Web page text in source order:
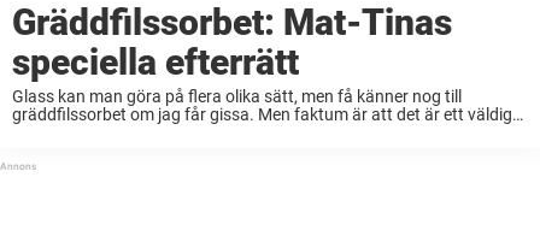
Gräddfilssorbet: Mat-Tinas
speciella efterrätt
Glass kan man göra på flera olika sätt, men få känner nog till
gräddfilssorbet om jag får gissa. Men faktum är att det är ett väldigt